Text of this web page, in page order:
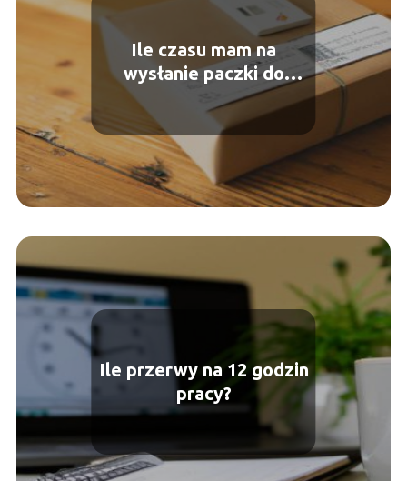
Ile czasu mam na
wysłanie paczki do
kupującego na Vinted?
Ile przerwy na 12 godzin
pracy?